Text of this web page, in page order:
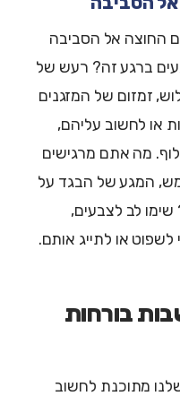
החוצה אל הסביבה
ברגע זה? רעש של
זמזום של המזגנים
או לחשוב עליהם,
מה אתם מרגישים
המגע של הבגד על
לב לצבעים,
או לתייג אותם.
בורחות
מתוכנת לחשוב